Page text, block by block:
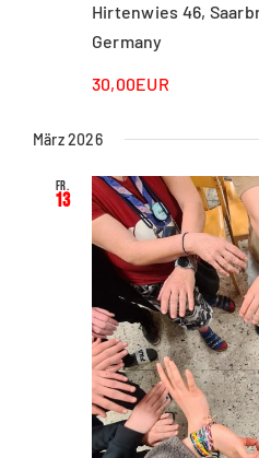
Hirtenwies 46,
Germany
30,00EUR
März 2026
Fr.
13